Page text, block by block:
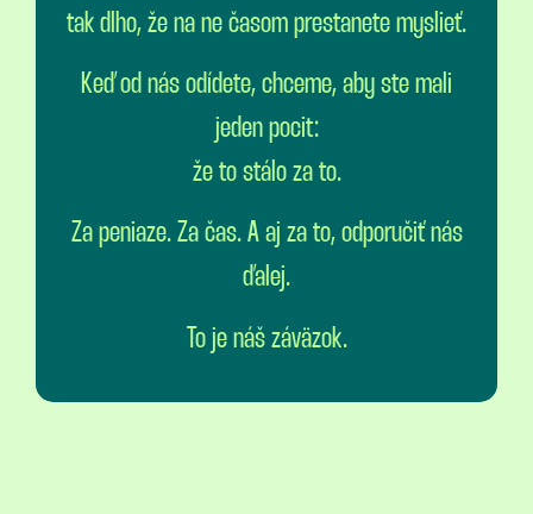
tak dlho, že na ne časom prestanete myslieť.
Keď od nás odídete, chceme, aby ste mali
jeden pocit:
že to stálo za to.
Za peniaze. Za čas. A aj za to, odporučiť nás
ďalej.
To je náš záväzok.